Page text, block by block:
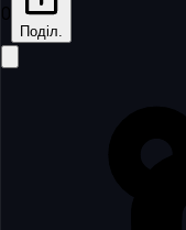
Поділ.